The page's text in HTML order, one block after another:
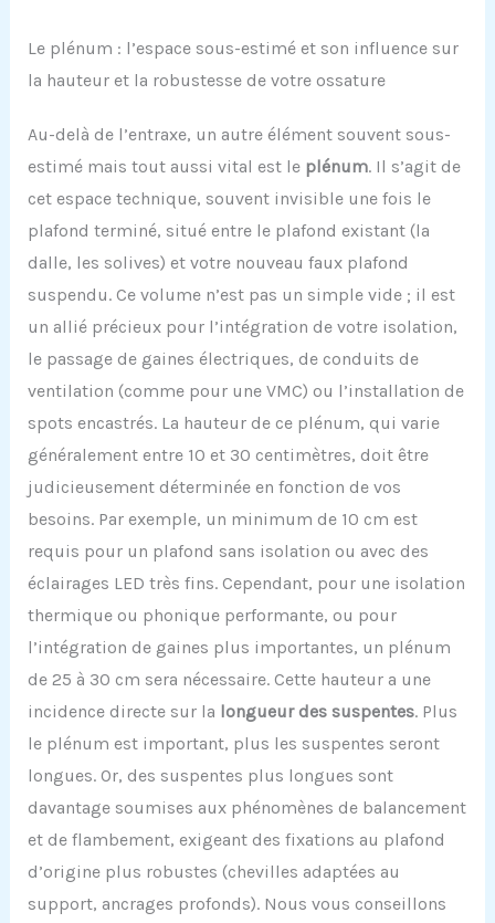
Le plénum : l’espace sous-estimé et son influence sur
la hauteur et la robustesse de votre ossature
Au-delà de l’entraxe, un autre élément souvent sous-
estimé mais tout aussi vital est le plénum. Il s’agit de
cet espace technique, souvent invisible une fois le
plafond terminé, situé entre le plafond existant (la
dalle, les solives) et votre nouveau faux plafond
suspendu. Ce volume n’est pas un simple vide ; il est
un allié précieux pour l’intégration de votre isolation,
le passage de gaines électriques, de conduits de
ventilation (comme pour une VMC) ou l’installation de
spots encastrés. La hauteur de ce plénum, qui varie
généralement entre 10 et 30 centimètres, doit être
judicieusement déterminée en fonction de vos
besoins. Par exemple, un minimum de 10 cm est
requis pour un plafond sans isolation ou avec des
éclairages LED très fins. Cependant, pour une isolation
thermique ou phonique performante, ou pour
l’intégration de gaines plus importantes, un plénum
de 25 à 30 cm sera nécessaire. Cette hauteur a une
incidence directe sur la longueur des suspentes. Plus
le plénum est important, plus les suspentes seront
longues. Or, des suspentes plus longues sont
davantage soumises aux phénomènes de balancement
et de flambement, exigeant des fixations au plafond
d’origine plus robustes (chevilles adaptées au
support, ancrages profonds). Nous vous conseillons